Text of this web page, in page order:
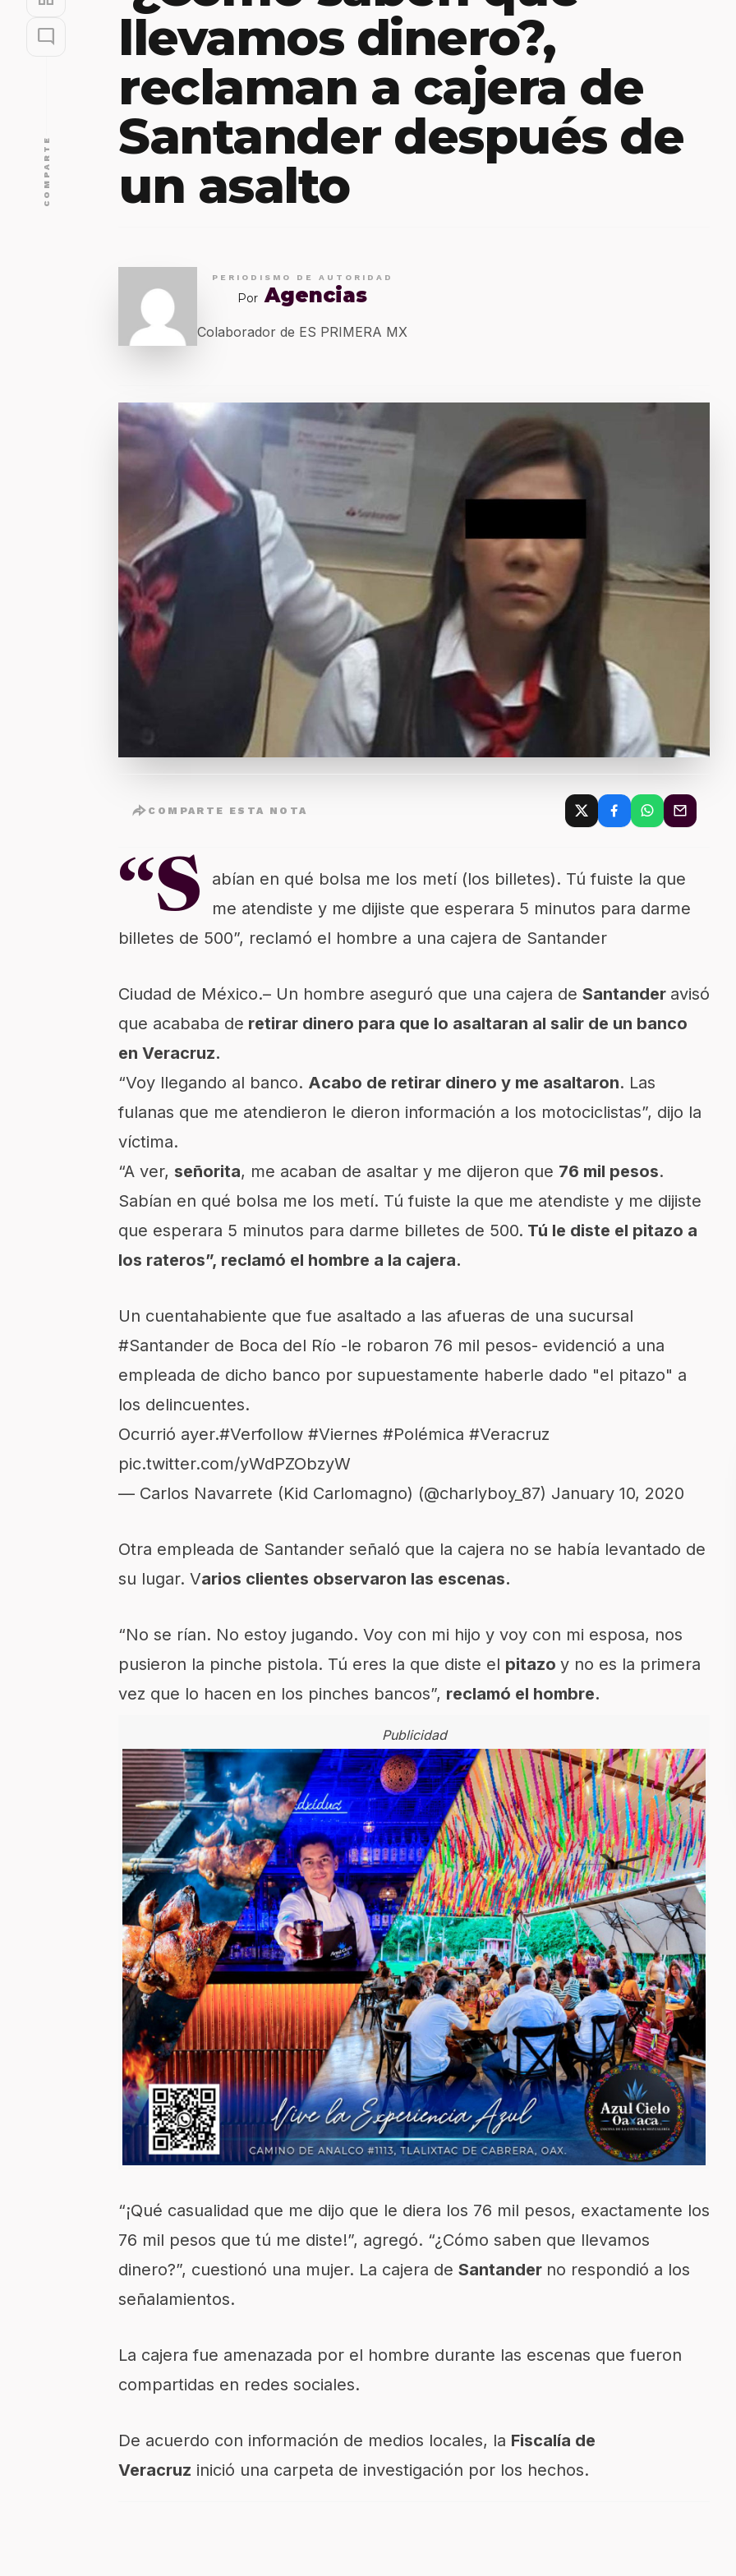
mode_comment
COMPARTE
llevamos dinero?,
reclaman a cajera de
Santander después de
un asalto
PERIODISMO DE AUTORIDAD
Por Agencias
Colaborador de ES PRIMERA MX
COMPARTE ESTA NOTA
“S
abían en qué bolsa me los metí (los billetes). Tú fuiste la que
me atendiste y me dijiste que esperara 5 minutos para darme
billetes de 500”, reclamó el hombre a una cajera de Santander
Ciudad de México.– Un hombre aseguró que una cajera de Santander avisó
que acababa de retirar dinero para que lo asaltaran al salir de un banco
en Veracruz.
“Voy llegando al banco. Acabo de retirar dinero y me asaltaron. Las
fulanas que me atendieron le dieron información a los motociclistas”, dijo la
víctima.
“A ver, señorita, me acaban de asaltar y me dijeron que 76 mil pesos.
Sabían en qué bolsa me los metí. Tú fuiste la que me atendiste y me dijiste
que esperara 5 minutos para darme billetes de 500. Tú le diste el pitazo a
los rateros”, reclamó el hombre a la cajera.
Un cuentahabiente que fue asaltado a las afueras de una sucursal
#Santander de Boca del Río -le robaron 76 mil pesos- evidenció a una
empleada de dicho banco por supuestamente haberle dado "el pitazo" a
los delincuentes.
Ocurrió ayer.#Verfollow #Viernes #Polémica #Veracruz
pic.twitter.com/yWdPZObzyW
— Carlos Navarrete (Kid Carlomagno) (@charlyboy_87) January 10, 2020
Otra empleada de Santander señaló que la cajera no se había levantado de
su lugar. Varios clientes observaron las escenas.
“No se rían. No estoy jugando. Voy con mi hijo y voy con mi esposa, nos
pusieron la pinche pistola. Tú eres la que diste el pitazo y no es la primera
vez que lo hacen en los pinches bancos”, reclamó el hombre.
Publicidad
“¡Qué casualidad que me dijo que le diera los 76 mil pesos, exactamente los
76 mil pesos que tú me diste!”, agregó. “¿Cómo saben que llevamos
dinero?”, cuestionó una mujer. La cajera de Santander no respondió a los
señalamientos.
La cajera fue amenazada por el hombre durante las escenas que fueron
compartidas en redes sociales.
De acuerdo con información de medios locales, la Fiscalía de
Veracruz inició una carpeta de investigación por los hechos.